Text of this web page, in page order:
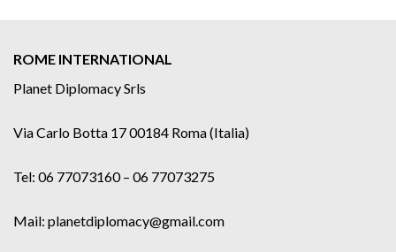
ROME INTERNATIONAL
Planet Diplomacy Srls
Via Carlo Botta 17 00184 Roma (Italia)
Tel: 06 77073160 – 06 77073275
Mail: planetdiplomacy@gmail.com